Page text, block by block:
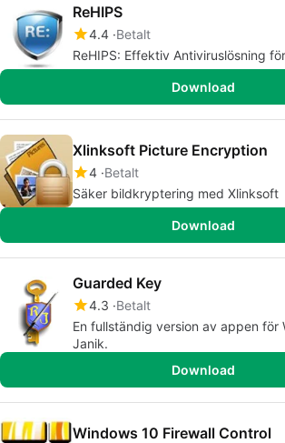
ReHIPS
4.4 Betalt
ReHIPS: Effektiv Antiviruslösning
Download
Xlinksoft Picture Encryption
4 Betalt
Säker bildkryptering med Xlinksoft
Download
Guarded Key
4.3 Betalt
En fullständig version av appen för
Janik.
Download
Windows 10 Firewall Control